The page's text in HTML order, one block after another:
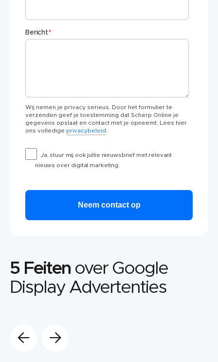
Bericht*
Wij nemen je privacy serieus. Door het formulier te
verzenden geef je toestemming dat Scherp Online je
gegevens opslaat en contact met je opneemt. Lees hier
ons volledige privacybeleid
Ja, stuur mij ook jullie nieuwsbrief met relevant
nieuws over digital marketing.
5 Feiten over Google
Display Advertenties